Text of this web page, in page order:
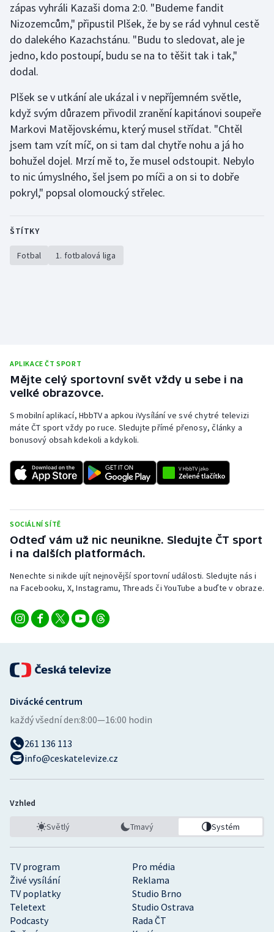
zápas vyhráli Kazaši doma 2:0. "Budeme fandit
Nizozemcům," připustil Plšek, že by se rád vyhnul cestě
do dalekého Kazachstánu. "Budu to sledovat, ale je
jedno, kdo postoupí, budu se na to těšit tak i tak,"
dodal.
Plšek se v utkání ale ukázal i v nepříjemném světle,
když svým důrazem přivodil zranění kapitánovi soupeře
Markovi Matějovskému, který musel střídat. "Chtěl
jsem tam vzít míč, on si tam dal chytře nohu a já ho
bohužel dojel. Mrzí mě to, že musel odstoupit. Nebylo
to nic úmyslného, šel jsem po míči a on si to dobře
pokryl," popsal olomoucký střelec.
ŠTÍTKY
Fotbal 1. fotbalová liga
APLIKACE ČT SPORT
Mějte celý sportovní svět vždy u sebe i na
velké obrazovce.
S mobilní aplikací, HbbTV a apkou iVysílání ve své chytré televizi
máte ČT sport vždy po ruce. Sledujte přímé přenosy, články a
bonusový obsah kdekoli a kdykoli.
SOCIÁLNÍ SÍTĚ
Odteď vám už nic neunikne. Sledujte ČT sport
i na dalších platformách.
Nenechte si nikde ujít nejnovější sportovní události. Sledujte nás i
na Facebooku, X, Instagramu, Threads či YouTube a buďte v obraze.
TV program
Pro média
Živé vysílání
Reklama
TV poplatky
Studio Brno
Teletext
Studio Ostrava
Podcasty
Rada ČT
Divácké centrum
každý všední den:8:00—16:00 hodin
261 136 113
info@ceskatelevize.cz
Vzhled
Světlý Tmavý Systém